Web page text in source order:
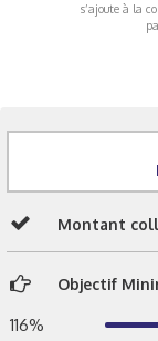
s’ajoute à la
Montant
Objectif
116%